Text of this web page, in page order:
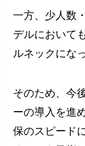
一方、少人数
デルにおいて
ルネックにな
そのため、今
ーの導入を進
保のスピード